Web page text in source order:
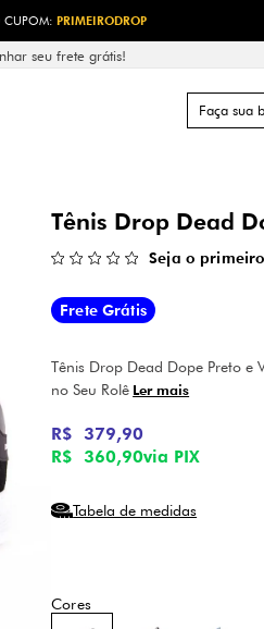
CUPOM: PRIMEIRODROP
seu frete grátis!
Tênis Drop Dead
Seja o
Frete Grátis
Tênis Drop Dead Dope Preto e
no Seu Rolê Ler mais
R$ 360,90via PIX
R$ 379,90
Tabela de medidas